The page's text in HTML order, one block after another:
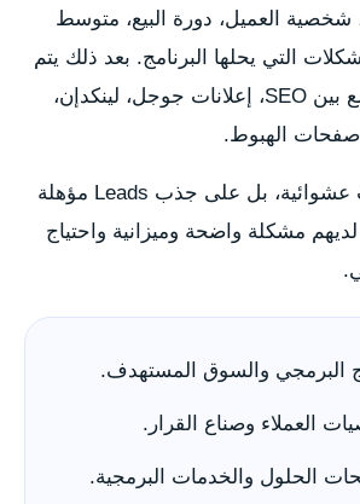
العميل، دورة البيع، متوسط
التي يحلها البرنامج. بعد ذلك يتم
بناء استراتيجية تجمع بين SEO، إعلانات جوجل، لينكدإن،
صفحات الهبوط.
لا نركز على زيارات عشوائية، بل على جذب Leads مؤهلة
مشكلة واضحة وميزانية واحتياج
البرمجي والسوق المستهدف.
العملاء وصناع القرار.
الحلول والخدمات البرمجية.